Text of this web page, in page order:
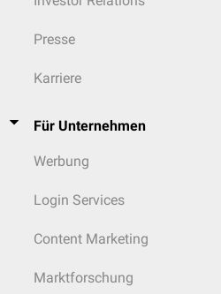
Presse
Karriere
Für Unternehmen
Werbung
Login Services
Content Marketing
Marktforschung